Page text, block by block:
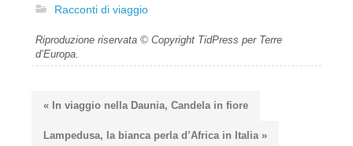
Racconti di viaggio
Riproduzione riservata © Copyright TidPress per Terre
d’Europa.
« In viaggio nella Daunia, Candela in fiore
Lampedusa, la bianca perla d’Africa in Italia »